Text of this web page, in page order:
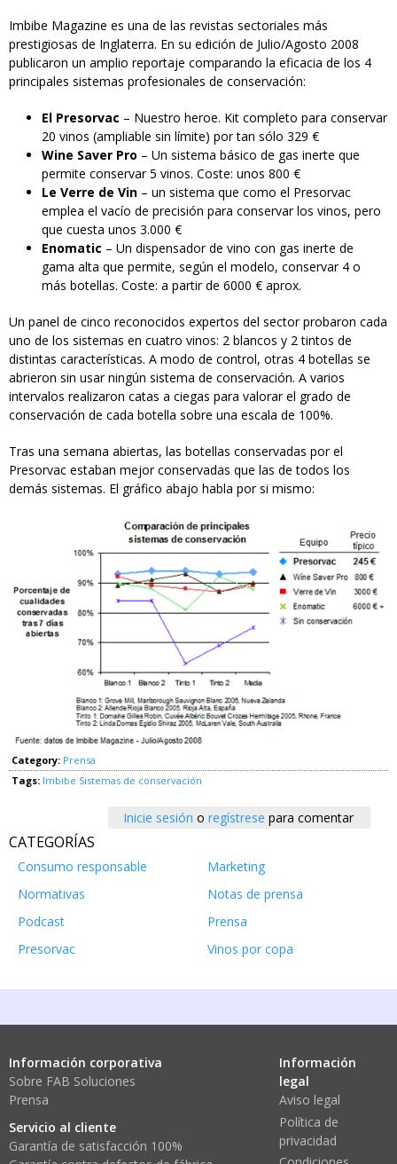
Imbibe Magazine es una de las revistas sectoriales más
prestigiosas de Inglaterra. En su edición de Julio/Agosto 2008
publicaron un amplio reportaje comparando la eficacia de los 4
principales sistemas profesionales de conservación:
El Presorvac – Nuestro heroe. Kit completo para conservar
20 vinos (ampliable sin límite) por tan sólo 329 €
Wine Saver Pro – Un sistema básico de gas inerte que
permite conservar 5 vinos. Coste: unos 800 €
Le Verre de Vin– un sistema que como el Presorvac
emplea el vacío de precisión para conservar los vinos, pero
que cuesta unos 3.000 €
Enomatic – Un dispensador de vino con gas inerte de
gama alta que permite, según el modelo, conservar 4 o
más botellas. Coste: a partir de 6000 € aprox.
Un panel de cinco reconocidos expertos del sector probaron cada
uno de los sistemas en cuatro vinos: 2 blancos y 2 tintos de
distintas características. A modo de control, otras 4 botellas se
abrieron sin usar ningún sistema de conservación. A varios
intervalos realizaron catas a ciegas para valorar el grado de
conservación de cada botella sobre una escala de 100%.
Tras una semana abiertas, las botellas conservadas por el
Presorvac estaban mejor conservadas que las de todos los
demás sistemas. El gráfico abajo habla por si mismo:
Category: Prensa
Tags: Imbibe Sistemas de conservación
Inicie sesión o regístrese para comentar
CATEGORÍAS
Consumo responsable
Marketing
Normativas
Notas de prensa
Podcast
Prensa
Presorvac
Vinos por copa
Información corporativa
Sobre FAB Soluciones
Prensa
Servicio al cliente
Garantía de satisfacción 100%
Información
legal
Aviso legal
Política de
privacidad